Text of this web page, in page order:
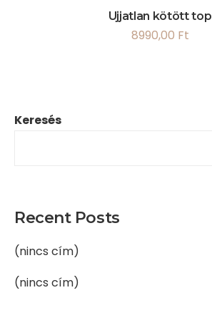
Keresés
Recent Posts
(nincs cím)
(nincs cím)
Ujjatlan kötött top
8990,00 Ft